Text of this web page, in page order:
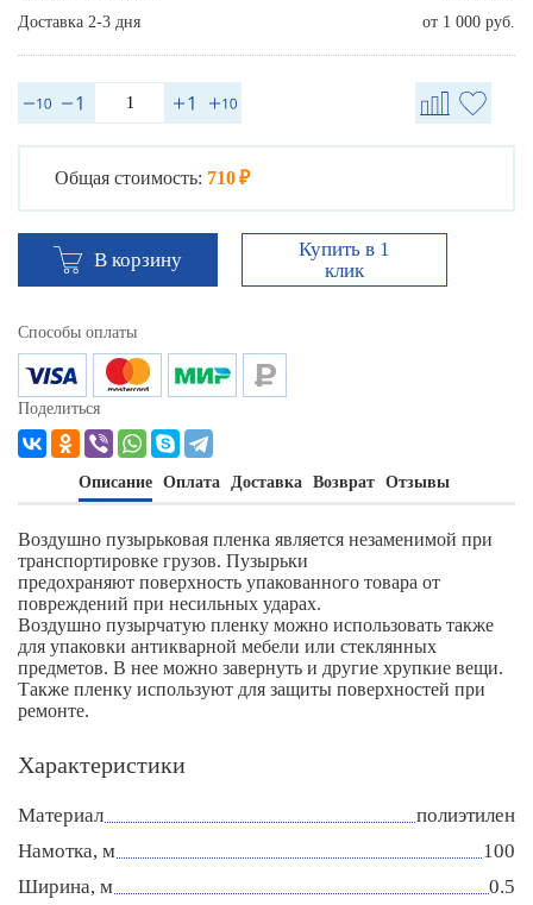
Доставка 2-3 дня
от 1 000 руб.
Общая стоимость: 710 ₽
В корзину
Купить в 1
клик
Способы оплаты
Поделиться
Описание Оплата Доставка Возврат Отзывы
Воздушно пузырьковая пленка является незаменимой при
транспортировке грузов. Пузырьки
предохраняют поверхность упакованного товара от
повреждений при несильных ударах.
Воздушно пузырчатую пленку можно использовать также
для упаковки антикварной мебели или стеклянных
предметов. В нее можно завернуть и другие хрупкие вещи.
Также пленку используют для защиты поверхностей при
ремонте.
Характеристики
Материал
полиэтилен
Намотка, м
100
Ширина, м
0.5